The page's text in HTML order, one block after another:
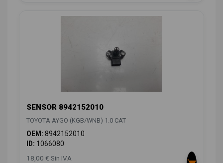
SENSOR 8942152010
TOYOTA AYGO (KGB/WNB) 1.0 CAT
OEM: 8942152010
ID: 1066080
18,00 € Sin IVA